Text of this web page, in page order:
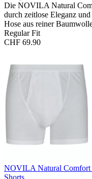
Die NOVILA Natural
durch zeitlose Eleganz
Hose aus reiner
Regular Fit
CHF 69.90
NOVILA Natural
Shorts